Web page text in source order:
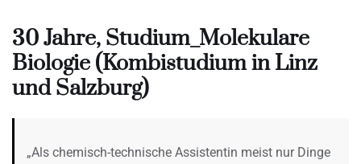
30 Jahre, Studium_Molekulare
Biologie (Kombistudium in Linz
und Salzburg)
„Als chemisch-technische Assistentin meist nur Dinge